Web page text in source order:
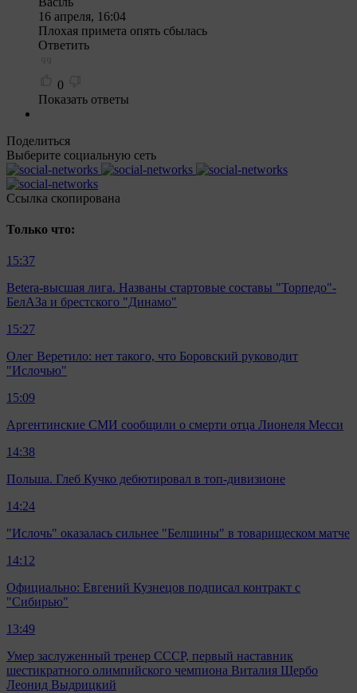
16 апреля, 16:04
Плохая примета опять сбылась
Ответить
0
Показать ответы
Поделиться
Выберите социальную сеть
Ccылка скопирована
Только что:
15:37
Betera-высшая лига. Названы стартовые составы "Торпедо"-
БелАЗа и брестского "Динамо"
15:27
Олег Веретило: нет такого, что Боровский руководит
"Ислочью"
15:09
Аргентинские СМИ сообщили о смерти отца Лионеля Месси
14:38
Польша. Глеб Кучко дебютировал в топ-дивизионе
14:24
"Ислочь" оказалась сильнее "Белшины" в товарищеском матче
14:12
Официально: Евгений Кузнецов подписал контракт с
"Сибирью"
13:49
Умер заслуженный тренер СССР, первый наставник
шестикратного олимпийского чемпиона Виталия Щербо
Леонид Выдрицкий